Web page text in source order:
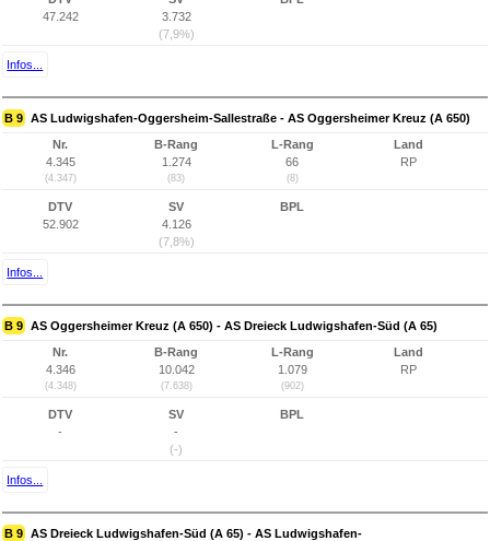
47.242
3.732
(7,9%)
Infos...
B 9 AS Ludwigshafen-Oggersheim-Sallestraße - AS Oggersheimer Kreuz (A 650)
Nr.
4.345
(4.347)
B-Rang
1.274
(83)
L-Rang
66
(8)
Land
RP
DTV
52.902
SV
4.126
(7,8%)
BPL
Infos...
B 9 AS Oggersheimer Kreuz (A 650) - AS Dreieck Ludwigshafen-Süd (A 65)
Nr.
4.346
(4.348)
B-Rang
10.042
(7.638)
L-Rang
1.079
(902)
Land
RP
DTV
-
SV
-
(-)
BPL
Infos...
B 9 AS Dreieck Ludwigshafen-Süd (A 65) - AS Ludwigshafen-